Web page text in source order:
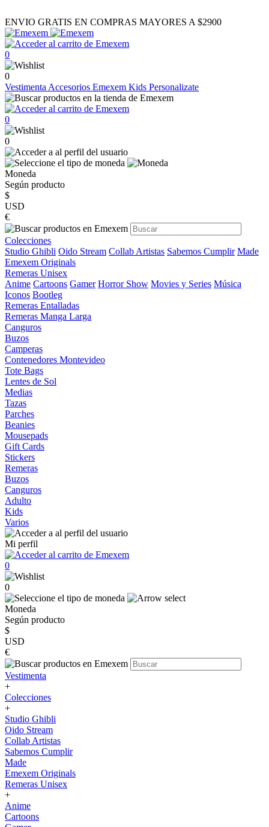
ENVIO GRATIS EN COMPRAS MAYORES A $2900
0
0
Vestimenta Accesorios Emexem Kids Personalizate
0
0
Moneda
Según producto
$
USD
€
Colecciones
Studio Ghibli Oido Stream Collab Artistas Sabemos Cumplir Made
Emexem Originals
Remeras Unisex
Anime Cartoons Gamer Horror Show Movies y Series Música
Iconos Bootleg
Remeras Entalladas
Remeras Manga Larga
Canguros
Buzos
Camperas
Contenedores Montevideo
Tote Bags
Lentes de Sol
Medias
Tazas
Parches
Beanies
Mousepads
Gift Cards
Stickers
Remeras
Buzos
Canguros
Adulto
Kids
Varios
Mi perfil
0
0
Moneda
Según producto
$
USD
€
Vestimenta
+
Colecciones
+
Studio Ghibli
Oido Stream
Collab Artistas
Sabemos Cumplir
Made
Emexem Originals
Remeras Unisex
+
Anime
Cartoons